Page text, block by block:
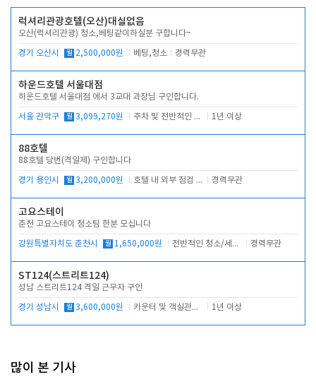
럭셔리관광호텔(오산)대실없음
오산(럭셔리관광) 청소,베팅같이하실분 구합니다~
경기 오산시 월 2,500,000원 베팅,청소 경력무관
하운드호텔 서울대점
하운드호텔 서울대점 에서 3교대 과장님 구인합니다.
서울 관악구 월 3,099,270원 주차 및 전반적인 당번업무 1년 이상
88호텔
88호텔 당번(격일제) 구인합니다
경기 용인시 월 3,200,000원 호텔 내 외부 점검 및 프런트 운영 경력무관
고요스테이
춘천 고요스테이 청소팀 한분 모십니다
강원특별자치도 춘천시 월 1,650,000원 전반적인 청소/세탁업무 경력무관
ST124(스트리트124)
성남 스트리트124 격일 근무자 구인
경기 성남시 월 3,600,000원 카운터 및 객실관리 전반 1년 이상
많이 본 기사